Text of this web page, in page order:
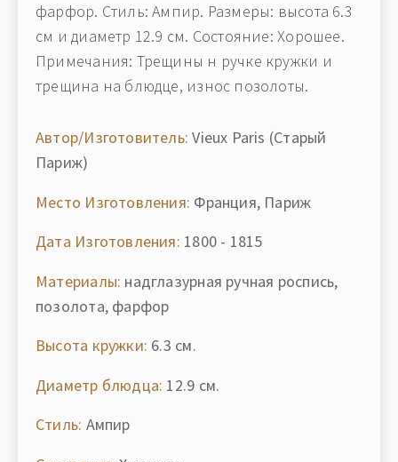
фарфор. Стиль: Ампир. Размеры: высота 6.3
см и диаметр 12.9 см. Состояние: Хорошее.
Примечания: Трещины н ручке кружки и
трещина на блюдце, износ позолоты.
Автор/Изготовитель: Vieux Paris (Старый
Париж)
Место Изготовления: Франция, Париж
Дата Изготовления: 1800 - 1815
Материалы: надглазурная ручная роспись,
позолота, фарфор
Высота кружки: 6.3 см.
Диаметр блюдца: 12.9 см.
Стиль: Ампир